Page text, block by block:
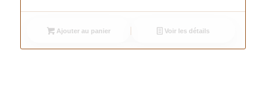
Ajouter au panier Voir les détails